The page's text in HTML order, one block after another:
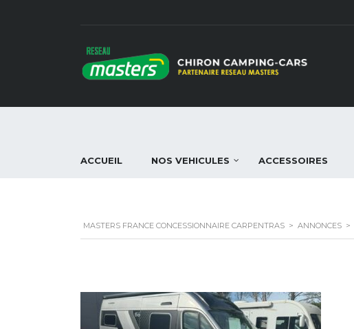
ACCUEIL NOS VEHICULES ACCESSOIRES
MASTERS FRANCE CONCESSIONNAIRE CARPENTRAS > ANNONCES >